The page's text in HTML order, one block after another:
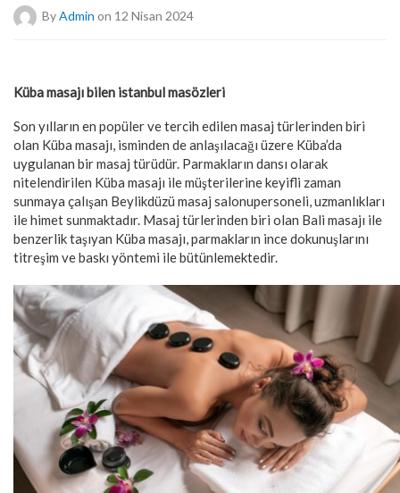
By Admin on 12 Nisan 2024
Küba masajı bilen istanbul masözleri
Son yılların en popüler ve tercih edilen masaj türlerinden biri
olan Küba masajı, isminden de anlaşılacağı üzere Küba’da
uygulanan bir masaj türüdür. Parmakların dansı olarak
nitelendirilen Küba masajı ile müşterilerine keyifli zaman
sunmaya çalışan Beylikdüzü masaj salonupersoneli, uzmanlıkları
ile himet sunmaktadır. Masaj türlerinden biri olan Bali masajı ile
benzerlik taşıyan Küba masajı, parmakların ince dokunuşlarını
titreşim ve baskı yöntemi ile bütünlemektedir.